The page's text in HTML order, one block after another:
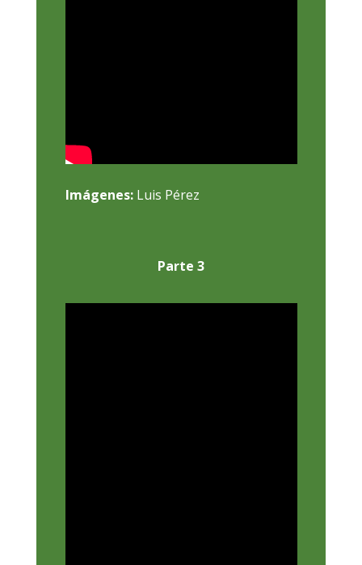
Imágenes: Luis Pérez
Parte 3